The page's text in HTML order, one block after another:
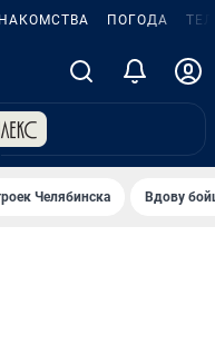
ПОГОДА
Челябинска Вдову